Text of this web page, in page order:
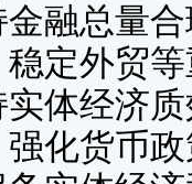
融总量
定外贸
体经济
化货币